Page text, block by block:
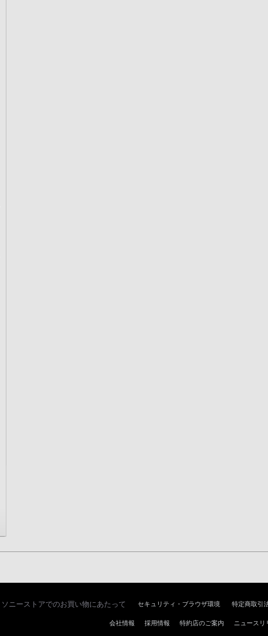
ソニーストアでのお買い物にあたって セキュリティ・ブラウザ環境 特定商取引
会社情報 採用情報 特約店のご案内 ニュースリ